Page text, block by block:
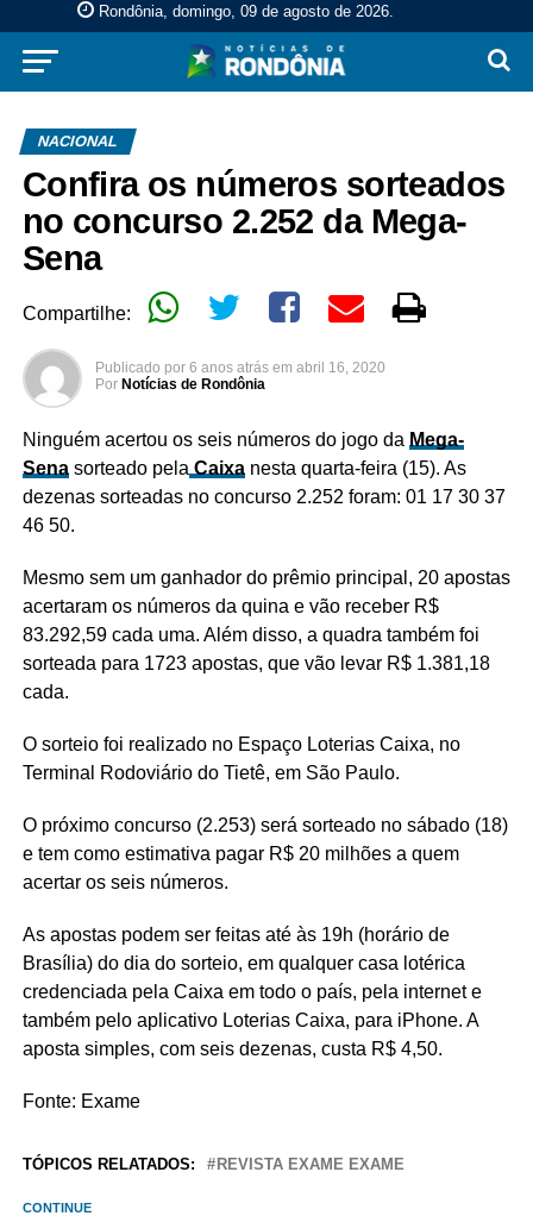
Rondônia, domingo, 09 de agosto de 2026.
NACIONAL
Confira os números sorteados
no concurso 2.252 da Mega-
Sena
Compartilhe:
Publicado por 6 anos atrás em abril 16, 2020
Por Notícias de Rondônia
Ninguém acertou os seis números do jogo da Mega-
Senasorteado pela Caixanesta quarta-feira (15). As
dezenas sorteadas no concurso 2.252 foram: 01 17 30 37
46 50.
Mesmo sem um ganhador do prêmio principal, 20 apostas
acertaram os números da quina e vão receber R$
83.292,59 cada uma. Além disso, a quadra também foi
sorteada para 1723 apostas, que vão levar R$ 1.381,18
cada.
O sorteio foi realizado no Espaço Loterias Caixa, no
Terminal Rodoviário do Tietê, em São Paulo.
O próximo concurso (2.253) será sorteado no sábado (18)
e tem como estimativa pagar R$ 20 milhões a quem
acertar os seis números.
As apostas podem ser feitas até às 19h (horário de
Brasília) do dia do sorteio, em qualquer casa lotérica
credenciada pela Caixa em todo o país, pela internet e
também pelo aplicativo Loterias Caixa, para iPhone. A
aposta simples, com seis dezenas, custa R$ 4,50.
Fonte: Exame
TÓPICOS RELATADOS: REVISTA EXAME EXAME
CONTINUE